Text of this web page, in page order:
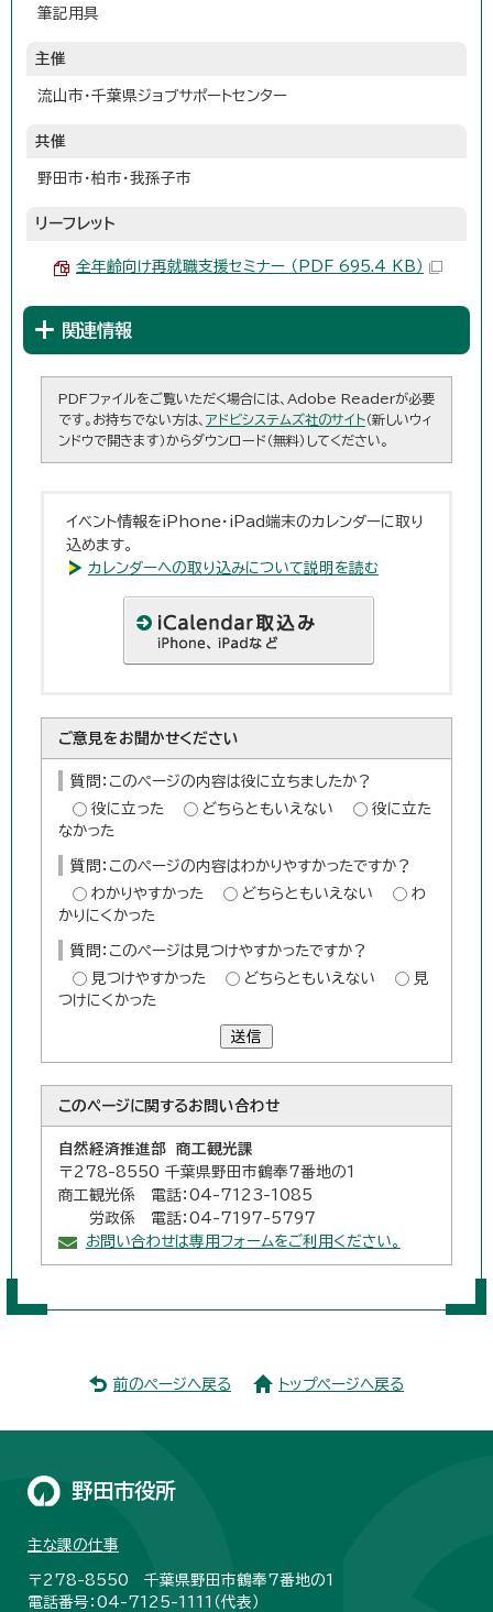
筆記用具
主催
流山市・千葉県ジョブサポートセンター
共催
野田市・柏市・我孫子市
リーフレット
全年齢向け再就職支援セミナー （PDF 695.4 KB）
関連情報
PDFファイルをご覧いただく場合には、Adobe Readerが必要
です。お持ちでない方は、 アドビシステムズ社のサイト（新しいウィ
ンドウで開きます）からダウンロード（無料）してください。
イベント情報をiPhone・iPad端末のカレンダーに取り
込めます。
カレンダーへの取り込みについて説明を読む
ご意見をお聞かせください
質問：このページの内容は役に立ちましたか？
役に立った
どちらともいえない
役に立た
なかった
質問：このページの内容はわかりやすかったですか？
わかりやすかった
どちらともいえない
わ
かりにくかった
質問：このページは見つけやすかったですか？
見つけやすかった
どちらともいえない
見
つけにくかった
送信
このページに関するお問い合わせ
自然経済推進部 商工観光課
〒278-8550 千葉県野田市鶴奉7番地の1
商工観光係 電話：04-7123-1085
労政係 電話：04-7197-5797
お問い合わせは専用フォームをご利用ください。
前のページへ戻る トップページへ戻る
野田市役所
主な課の仕事
〒278-8550 千葉県野田市鶴奉7番地の1
電話番号：04-7125-1111（代表）